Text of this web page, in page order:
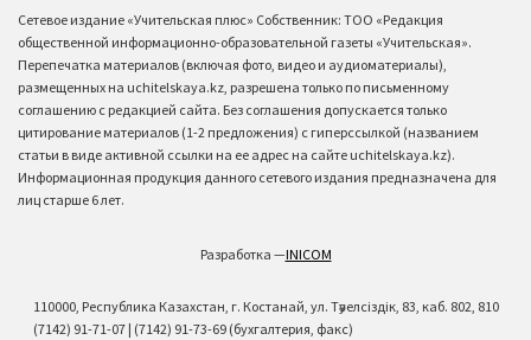
Сетевое издание «Учительская плюс» Собственник: ТОО «Редакция
общественной информационно-образовательной газеты «Учительская».
Перепечатка материалов (включая фото, видео и аудиоматериалы),
размещенных на uchitelskaya.kz, разрешена только по письменному
соглашению с редакцией сайта. Без соглашения допускается только
цитирование материалов (1-2 предложения) с гиперссылкой (названием
статьи в виде активной ссылки на ее адрес на сайте uchitelskaya.kz).
Информационная продукция данного сетевого издания предназначена для
лиц старше 6 лет.
Разработка —INICOM
110000, Республика Казахстан, г. Костанай, ул. Тәуелсіздік, 83, каб. 802, 810
(7142) 91-71-07 | (7142) 91-73-69 (бухгалтерия, факс)